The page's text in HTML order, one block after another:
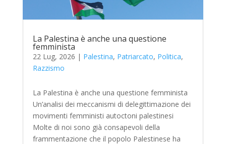
La Palestina è anche una questione
femminista
22 Lug, 2026 | Palestina, Patriarcato, Politica,
Razzismo
La Palestina è anche una questione femminista
Un’analisi dei meccanismi di delegittimazione dei
movimenti femministi autoctoni palestinesi
Molte di noi sono già consapevoli della
frammentazione che il popolo Palestinese ha